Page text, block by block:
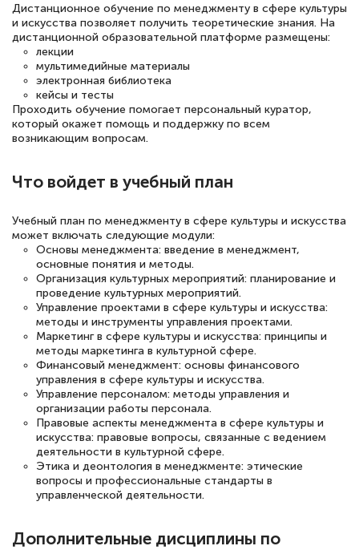
повышени каалификации по
специальности «Тренер-преподаватель
по тяжелой атлетике»! Хочется
подчеркуть, что при обращении
оперативно связались со мной
специалисты, ответили на все
двух…
Светлана К
Знаток города 7 уровня
10 марта 2026
Оставила заявку на обучение онлайн, мне
быстро ответили, разъяснили все детали.
Обучение понравилось: огромное
количество тематической литературы,
пособий и учебников доступно на время
прохождения курса, удобная система
аттестации, проблем не возникло ни на
каком этапе…
Дистанционное обучение по менеджменту в сфере культуры
и искусства позволяет получить теоретические знания. На
дистанционной образовательной платформе размещены:
лекции
мультимедийные материалы
электронная библиотека
кейсы и тесты
Проходить обучение помогает персональный куратор,
который окажет помощь и поддержку по всем
возникающим вопросам.
Что войдет в учебный план
Учебный план по менеджменту в сфере культуры и искусства
может включать следующие модули:
Основы менеджмента: введение в менеджмент,
основные понятия и методы.
Организация культурных мероприятий: планирование и
проведение культурных мероприятий.
Управление проектами в сфере культуры и искусства:
методы и инструменты управления проектами.
Маркетинг в сфере культуры и искусства: принципы и
методы маркетинга в культурной сфере.
Финансовый менеджмент: основы финансового
управления в сфере культуры и искусства.
Управление персоналом: методы управления и
организации работы персонала.
Правовые аспекты менеджмента в сфере культуры и
искусства: правовые вопросы, связанные с ведением
деятельности в культурной сфере.
Этика и деонтология в менеджменте: этические
вопросы и профессиональные стандарты в
управленческой деятельности.
Дополнительные дисциплины по